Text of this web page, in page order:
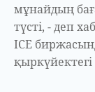
мұнайдың
түсті, - деп
ICE